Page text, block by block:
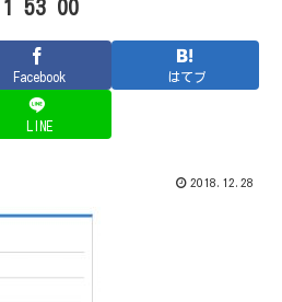
53 00
Facebook はてブ
LINE
2018.12.28